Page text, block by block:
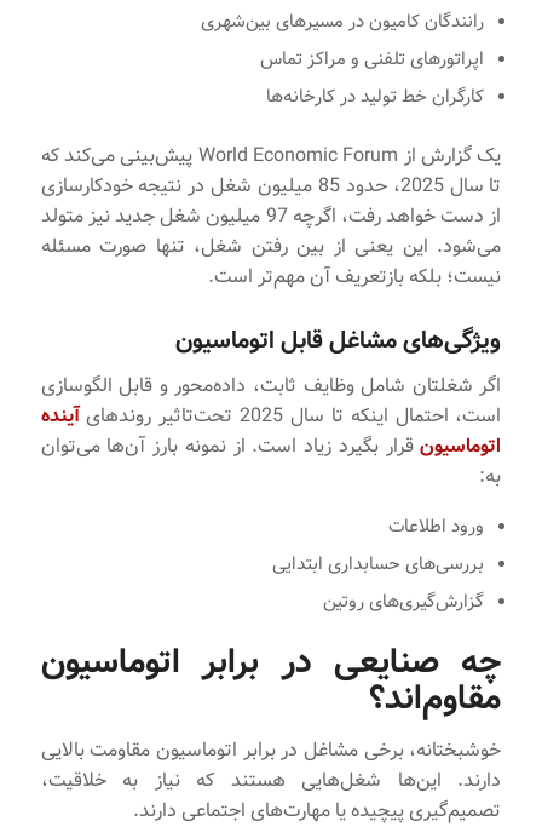
رانندگان کامیون در مسیرهای بین‌شهری
اپراتورهای تلفنی و مراکز تماس
کارگران خط تولید در کارخانه‌ها
یک گزارش از World Economic Forum پیش‌بینی می‌کند که
تا سال 2025، حدود 85 میلیون شغل در نتیجه خودکارسازی
از دست خواهد رفت، اگرچه 97 میلیون شغل جدید نیز متولد
می‌شود. این یعنی از بین رفتن شغل، تنها صورت مسئله
نیست؛ بلکه بازتعریف آن مهم‌تر است.
ویژگی‌های مشاغل قابل اتوماسیون
اگر شغلتان شامل وظایف ثابت، داده‌محور و قابل الگوسازی
است، احتمال اینکه تا سال 2025 تحت‌تاثیر روندهای
آینده
اتوماسیونقرار بگیرد زیاد است. از نمونه بارز آن‌ها می‌توان
به:
ورود اطلاعات
بررسی‌های حسابداری ابتدایی
گزارش‌گیری‌های روتین
چه صنایعی در برابر اتوماسیون
مقاوم‌اند؟
خوشبختانه، برخی مشاغل در برابر اتوماسیون مقاومت بالایی
دارند. این‌ها شغل‌هایی هستند که نیاز به خلاقیت،
تصمیم‌گیری پیچیده یا مهارت‌های اجتماعی دارند.